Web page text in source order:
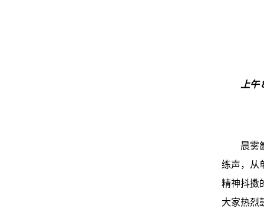
上午
晨雾
练声，从
精神抖擞
大家热烈